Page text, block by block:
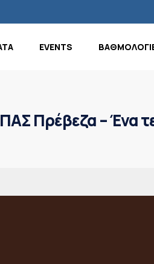
EVENTS
Πρέβεζα – Ένα